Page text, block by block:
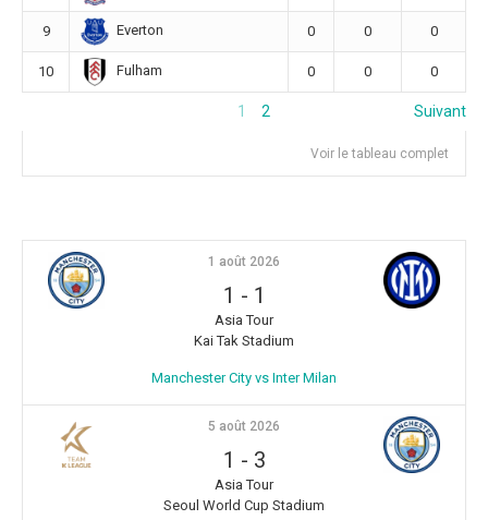
9 Everton 0 0 0
10 Fulham 0 0 0
1 2 Suivant
Voir le tableau complet
1 août 2026
1 - 1
Asia Tour
Kai Tak Stadium
Manchester City vs Inter Milan
5 août 2026
1 - 3
Asia Tour
Seoul World Cup Stadium